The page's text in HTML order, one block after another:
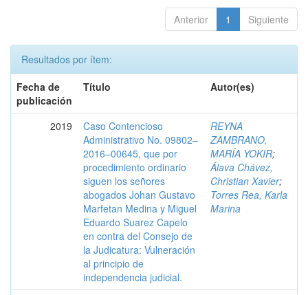
Anterior 1 Siguiente
Resultados por ítem:
Fecha de
publicación
Título Autor(es)
2019
Caso Contencioso
Administrativo No. 09802–
2016–00645, que por
procedimiento ordinario
siguen los señores
abogados Johan Gustavo
Marfetan Medina y Miguel
Eduardo Suarez Capelo
en contra del Consejo de
la Judicatura: Vulneración
al principio de
independencia judicial.
REYNA
ZAMBRANO,
MARÍA YOKIR;
Álava Chávez,
Christian Xavier;
Torres Rea, Karla
Marina